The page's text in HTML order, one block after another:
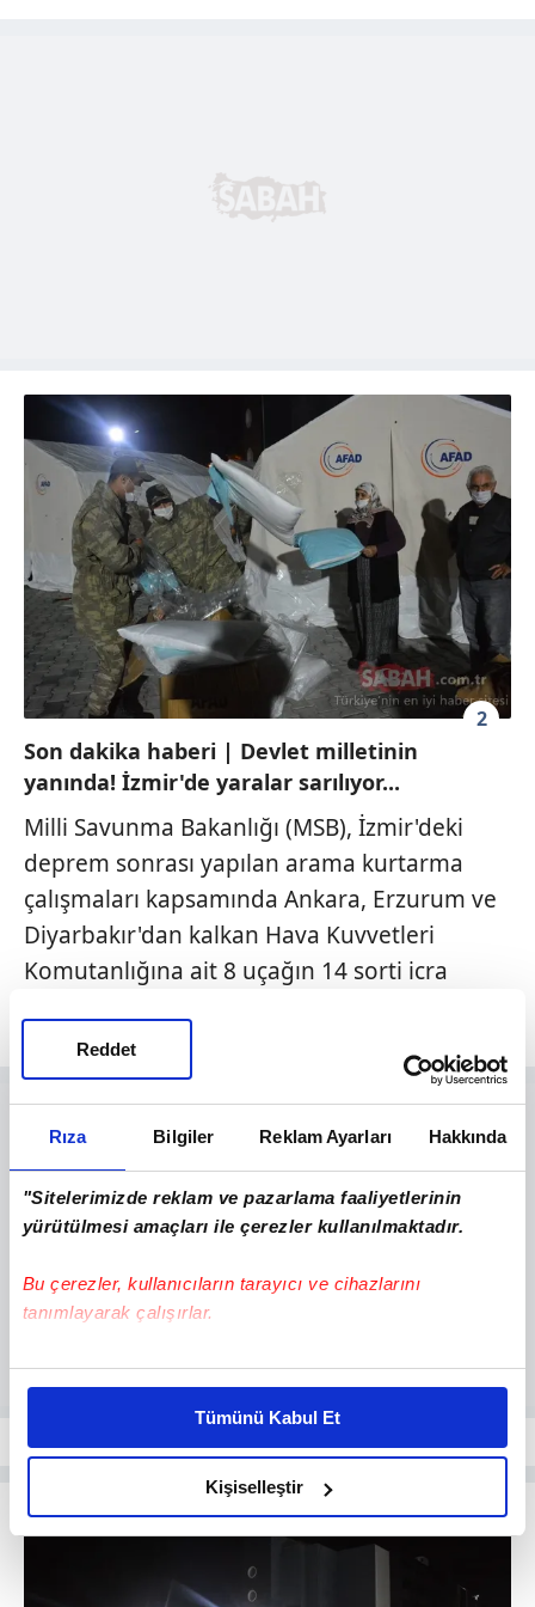
Rıza Bilgiler Reklam Ayarları Hakkında
"Sitelerimizde reklam ve pazarlama faaliyetlerinin
yürütülmesi amaçları ile çerezler kullanılmaktadır.
Bu çerezler, kullanıcıların tarayıcı ve cihazlarını
tanımlayarak çalışırlar.
Bu çerezlere izin vermeniz halinde sizlere özel
daha iyi reklam deneyimi yaşatabiliriz. Bunu yaparken
amacımızın size daha iyi bir reklam deneyimi sunmak
olduğunu ve sizlere en iyi içerikleri sunabilmek adına
elimizden gelen çabayı gösterdiğimizi ve bu noktada,
reklamların maliyetlerimizi karşılamak noktasında tek gelir
kalemimiz olduğunu sizlere hatırlatmak isteriz.
Tümünü Kabul Et
Kişiselleştir
Reddet
2
Son dakika haberi | Devlet milletinin
yanında! İzmir'de yaralar sarılıyor...
Milli Savunma Bakanlığı (MSB), İzmir'deki
deprem sonrası yapılan arama kurtarma
çalışmaları kapsamında Ankara, Erzurum ve
Diyarbakır'dan kalkan Hava Kuvvetleri
Komutanlığına ait 8 uçağın 14 sorti icra